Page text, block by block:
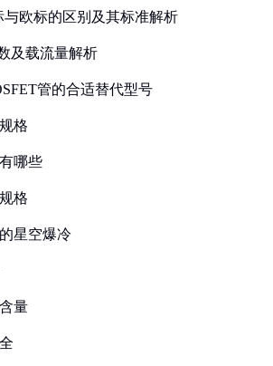
与欧标的区别及其标准解析
及载流量解析
管的合适替代型号
格
哪些
格
星空爆冷
量